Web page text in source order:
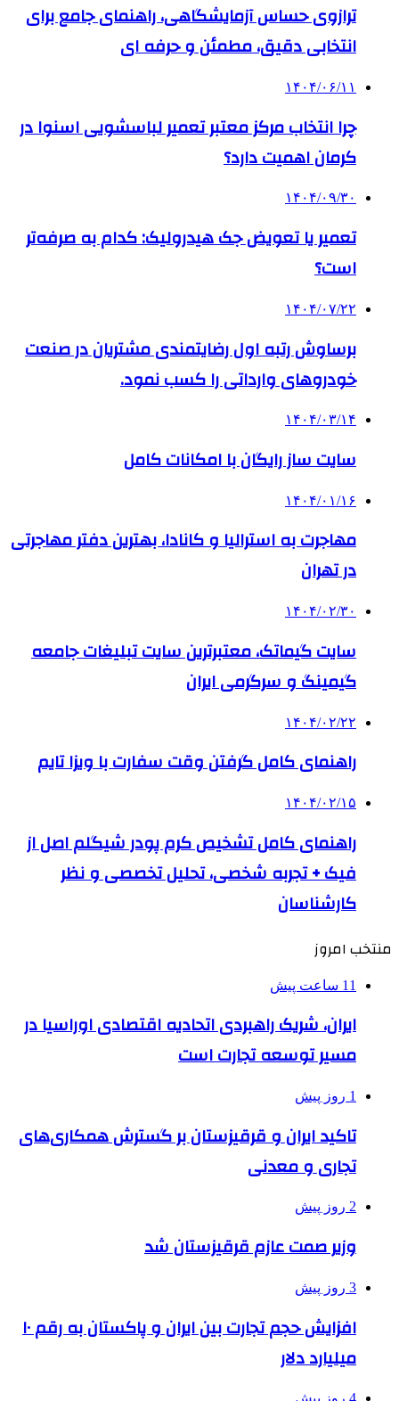
ترازوی حساس آزمایشگاهی، راهنمای جامع برای
انتخابی دقیق، مطمئن و حرفه ای
۱۴۰۴/۰۶/۱۱
چرا انتخاب مرکز معتبر تعمیر لباسشویی اسنوا در
کرمان اهمیت دارد؟
۱۴۰۴/۰۹/۳۰
تعمیر یا تعویض جک هیدرولیک: کدام به صرفه‌تر
است؟
۱۴۰۴/۰۷/۲۲
برساوش رتبه اول رضایتمندی مشتریان در صنعت
خودروهای وارداتی را کسب نمود.
۱۴۰۴/۰۳/۱۴
سایت ساز رایگان با امکانات کامل
۱۴۰۴/۰۱/۱۶
مهاجرت به استرالیا و کانادا، بهترین دفتر مهاجرتی
در تهران
۱۴۰۴/۰۲/۳۰
سایت گیماتک، معتبرترین سایت تبلیغات جامعه
گیمینگ و سرگرمی ایران
۱۴۰۴/۰۲/۲۲
راهنمای کامل گرفتن وقت سفارت با ویزا تایم
۱۴۰۴/۰۲/۱۵
راهنمای کامل تشخیص کرم پودر شیگلم اصل از
فیک + تجربه شخصی، تحلیل تخصصی و نظر
کارشناسان
منتخب امروز
11 ساعت پیش
ایران، شریک راهبردی اتحادیه اقتصادی اوراسیا در
مسیر توسعه تجارت است
1 روز پیش
تاکید ایران و قرقیزستان بر گسترش همکاری‌های
تجاری و معدنی
2 روز پیش
وزیر صمت عازم قرقیزستان شد
3 روز پیش
افزایش حجم تجارت بین ایران و پاکستان به رقم ۱۰
میلیارد دلار